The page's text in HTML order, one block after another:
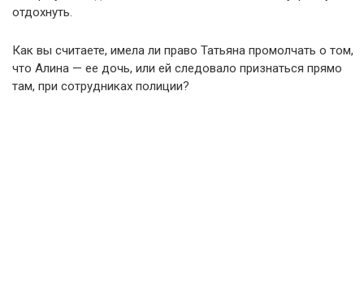
отдохнуть.
Как вы считаете, имела ли право Татьяна промолчать о том,
что Алина — ее дочь, или ей следовало признаться прямо
там, при сотрудниках полиции?